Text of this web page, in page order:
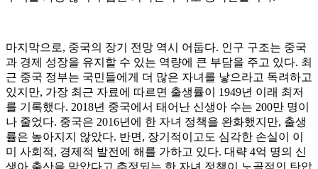
마지막으로, 중국의 장기 전망 역시 어둡다. 인구 구조는 중국
과 경제 성장을 유지할 수 있는 역량에 큰 부담을 주고 있다. 최
근 중국 정부는 국민들에게 더 많은 자녀를 낳으라고 독려하고
있지만, 가장 최근 자료에 따르면 출생률이 1949년 이래 최저
를 기록했다. 2018년 중국에서 태어난 신생아 수는 200만 명이
나 줄었다. 중국은 2016년에 한 자녀 정책을 완화했지만, 출생
률은 높아지지 않았다. 반면, 장기적이고도 심각한 손실이 이
미 사회적, 경제적 발전에 해를 가하고 있다. 대략 4억 명의 신
생아 출산을 막았다고 추정되는 한 자녀 정책이 노골적인 탄압